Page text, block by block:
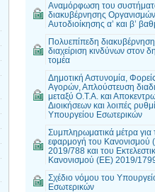
Αναμόρφωση του
διακυβέρνησης
Αυτοδιοίκησης α’ και β’
Πολυεπίπεδη διακυβέρνηση
διαχείριση κινδύνων στον
τομέα
Δημοτική Αστυνομία,
Αγορών, Απλούστευση
μεταξύ Ο.Τ.Α. και
Διοικήσεων και λοιπές
Υπουργείου Εσωτερικών
Συμπληρωματικά μέτρα για
εφαρμογή του Κανονισμού
2019/788 και του
Κανονισμού (ΕΕ) 2019/
Σχέδιο νόμου του
Εσωτερικών